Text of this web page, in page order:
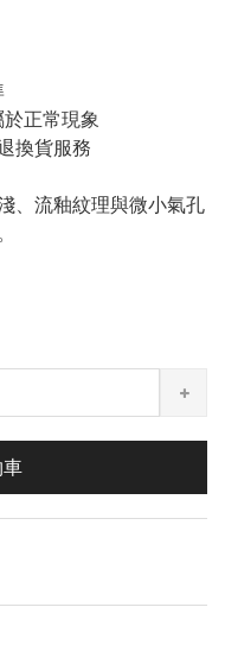
正常現象
換貨服務
、流釉紋理與微小氣孔
車